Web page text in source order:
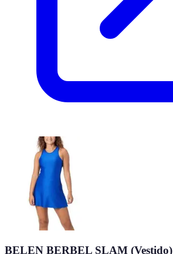
BELEN BERBEL SLAM (Vestido)